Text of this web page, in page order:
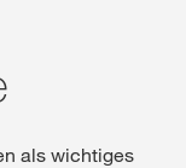
als wichtiges